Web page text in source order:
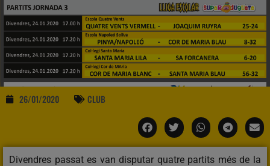
26/01/2020 CLUB
Divendres passat es van disputar quatre partits més de la